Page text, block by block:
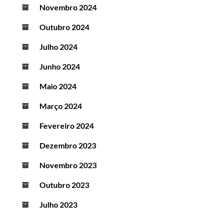
Novembro 2024
Outubro 2024
Julho 2024
Junho 2024
Maio 2024
Março 2024
Fevereiro 2024
Dezembro 2023
Novembro 2023
Outubro 2023
Julho 2023